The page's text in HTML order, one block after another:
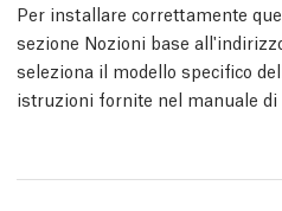
Per installare correttamente
sezione Nozioni base
seleziona il modello specifico
istruzioni fornite nel manuale di